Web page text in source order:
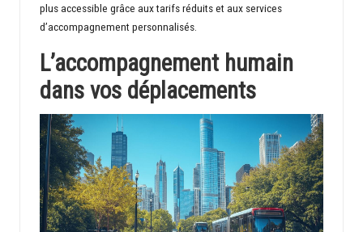
plus accessible grâce aux tarifs réduits et aux services
d’accompagnement personnalisés.
L’accompagnement humain
dans vos déplacements